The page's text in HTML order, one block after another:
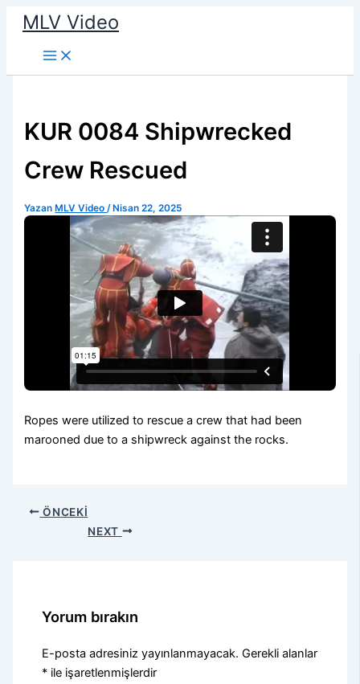
İçeriğe
atla
MLV Video
KUR 0084 Shipwrecked
Crew Rescued
Yazan MLV Video/ Nisan 22, 2025
Ropes were utilized to rescue a crew that had been
marooned due to a shipwreck against the rocks.
ÖNCEKI
NEXT
Yorum bırakın
E-posta adresiniz yayınlanmayacak. Gerekli alanlar
* ile işaretlenmişlerdir